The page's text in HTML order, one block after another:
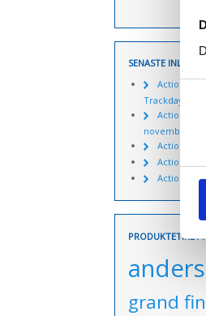
SENASTE
Actionpics
Trackday
Actionpics
november
Actionpics
Actionpics
Actionpics
grand